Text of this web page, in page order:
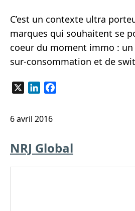
C’est un contexte ultra
marques qui souhaitent se
coeur du moment immo :
sur-consommation et de
LinkedIn
6 avril 2016
NRJ Global